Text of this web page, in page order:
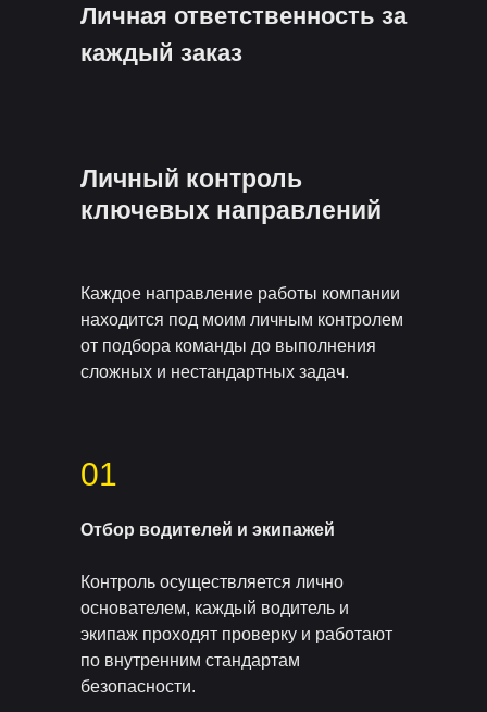
Личная ответственность за
каждый заказ
Личный контроль
ключевых направлений
Каждое направление работы компании
находится под моим личным контролем
от подбора команды до выполнения
сложных и нестандартных задач.
01
Отбор водителей и экипажей
Контроль осуществляется лично
основателем, каждый водитель и
экипаж проходят проверку и работают
по внутренним стандартам
безопасности.